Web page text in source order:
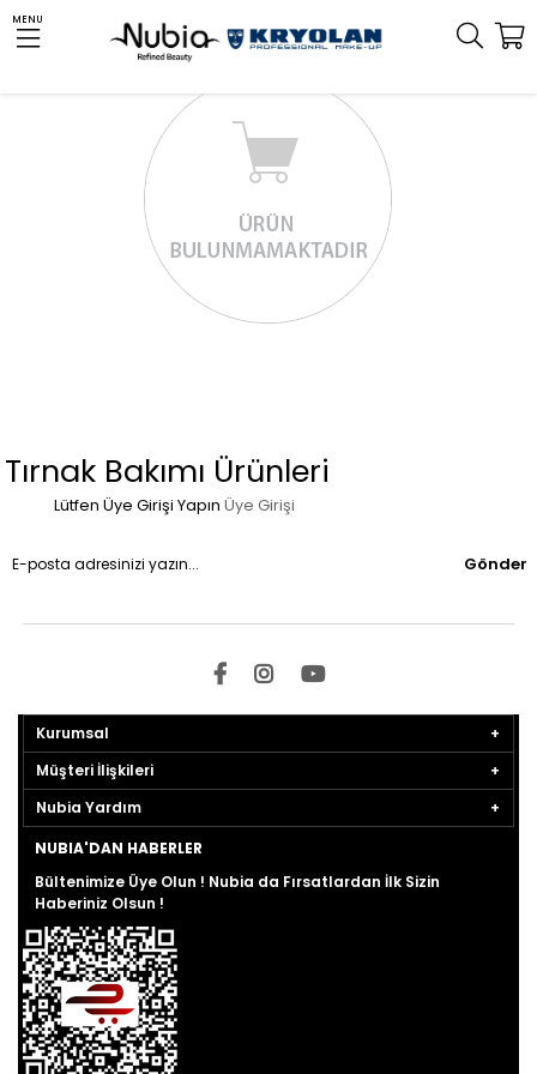
MENU
Tırnak Bakımı Ürünleri
Lütfen Üye Girişi Yapın Üye Girişi
Gönder
Kurumsal
Müşteri İlişkileri
Nubia Yardım
NUBIA'DAN HABERLER
Bültenimize Üye Olun ! Nubia da Fırsatlardan İlk Sizin
Haberiniz Olsun !